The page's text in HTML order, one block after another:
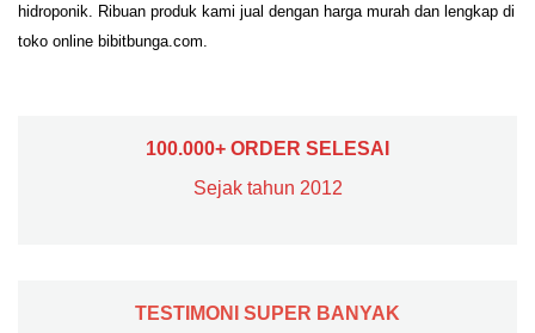
hidroponik. Ribuan produk kami jual dengan harga murah dan lengkap di
toko online bibitbunga.com.
100.000+ ORDER SELESAI
Sejak tahun 2012
TESTIMONI SUPER BANYAK